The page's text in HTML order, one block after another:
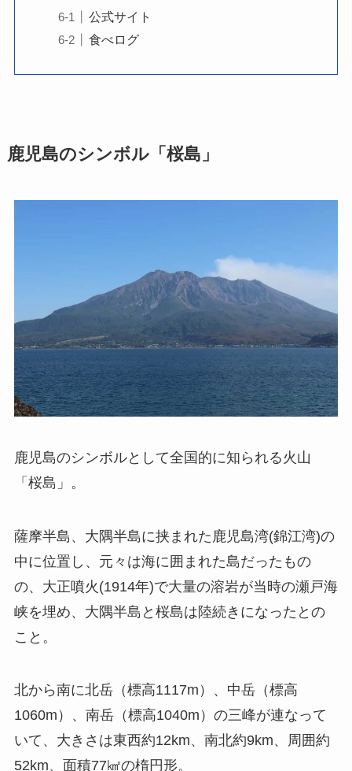
公式サイト
食べログ
鹿児島のシンボル「桜島」
鹿児島のシンボルとして全国的に知られる火山
「桜島」。
薩摩半島、大隅半島に挟まれた鹿児島湾(錦江湾)の
中に位置し、元々は海に囲まれた島だったもの
の、大正噴火(1914年)で大量の溶岩が当時の瀬戸海
峡を埋め、大隅半島と桜島は陸続きになったとの
こと。
北から南に北岳（標高1117m）、中岳（標高
1060m）、南岳（標高1040m）の三峰が連なって
いて、大きさは東西約12km、南北約9km、周囲約
52km、面積77㎢の楕円形。